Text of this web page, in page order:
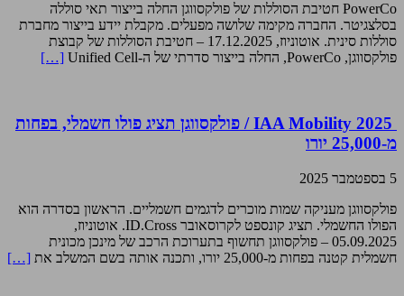
PowerCo חטיבת הסוללות של פולקסווגן החלה בייצור תאי סוללה
בסלצגיטר. החברה מקימה שלושה מפעלים. מקבלת יידע בייצור מחברת
סוללות סינית. אוטוניוז, 17.12.2025 – חטיבת הסוללות של קבוצת
פולקסווגן, PowerCo, החלה בייצור סדרתי של ה-Unified Cell
[…]
IAA Mobility 2025 / פולקסווגן תציג פולו חשמלי, בפחות
מ-25,000 יורו
5 בספטמבר 2025
פולקסווגן מעניקה שמות מוכרים לדגמים חשמליים. הראשון בסדרה הוא
הפולו החשמלי. תציג קונספט לקרוסאובר ID.Cross. אוטוניוז,
05.09.2025 – פולקסווגן תחשוף בתערוכת הרכב של מינכן מכונית
חשמלית קטנה בפחות מ-25,000 יורו, ותכנה אותה בשם המשלב את
[…]